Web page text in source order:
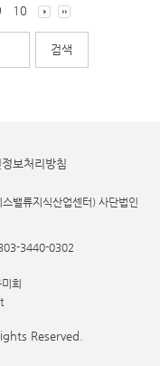
10
보처리방침
밸류지식산업센터) 사단법인
3440-0302
희
Reserved.